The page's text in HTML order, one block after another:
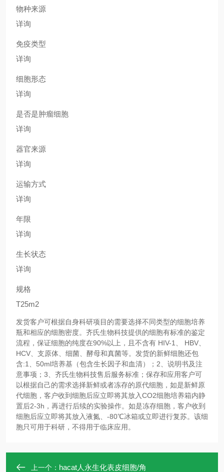
物种来源
详询
免疫类型
详询
细胞形态
详询
是否是肿瘤细胞
详询
器官来源
详询
运输方式
详询
年限
详询
生长状态
详询
规格
T25m2
发货客户可根据自身科研项目的需要选择不同类型的细胞培养
瓶和相应的细胞密度。齐氏生物科技提供的细胞有标准的鉴定
流程，保证细胞的纯度在90%以上，且不含有 HIV-1、 HBV、
HCV、支原体、细菌、酵母和真菌等。发货的新鲜细胞还包
含:1、50ml培养基（包含生长因子和血清）；2、说明书及注
意事项；3、齐氏生物科技售后服务标准；保存和应用客户可
以根据自己的需求选择新鲜或者冻存的原代细胞，如是新鲜原
代细胞，客户收到细胞后应立即将其放入CO2细胞培养箱内静
置后2-3h，再进行后续的实验操作。如是冻存细胞，客户收到
细胞后应立即将其放入液氮、-80℃冰箱或立即进行复苏。该细
胞只可用于科研，不得用于临床应用。
上一个： hacat人永生化表皮细胞/角